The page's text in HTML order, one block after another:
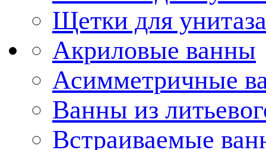
Щетки для унитаза
Акриловые ванны
Асимметричные
Ванны из
Встраиваемые